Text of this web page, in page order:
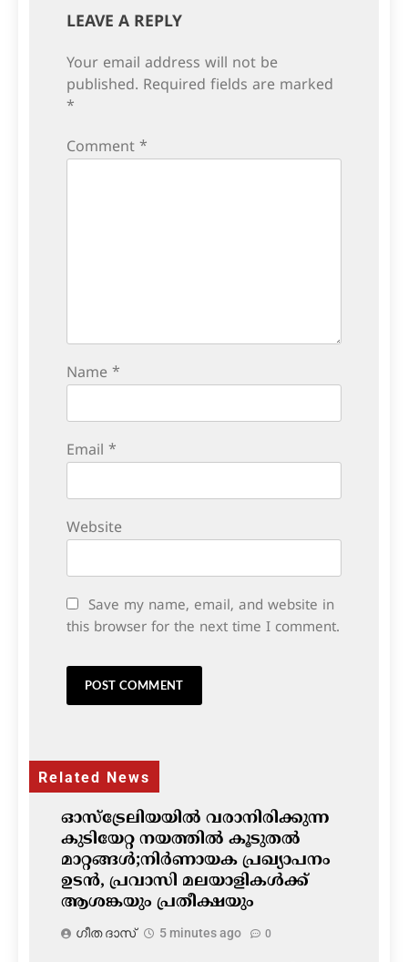
LEAVE A REPLY
Your email address will not be
published. Required fields are marked
*
Comment *
Name *
Email *
Website
Save my name, email, and website in
this browser for the next time I comment.
Related News
ഓസ്‌ട്രേലിയയിൽ വരാനിരിക്കുന്ന
കുടിയേറ്റ നയത്തിൽ കൂടുതൽ
മാറ്റങ്ങൾ;നിർണായക പ്രഖ്യാപനം
ഉടൻ, പ്രവാസി മലയാളികൾക്ക്
ആശങ്കയും പ്രതീക്ഷയും
ഗീത ദാസ്‌ 5 minutes ago 0